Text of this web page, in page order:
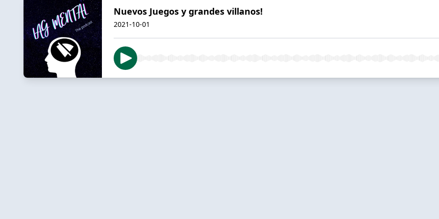
Nuevos Juegos y grandes villanos!
2021-10-01